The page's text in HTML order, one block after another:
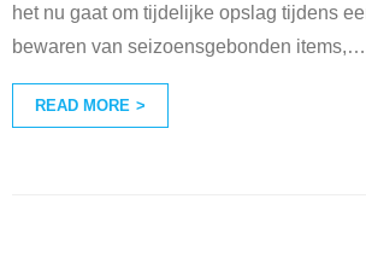
het nu gaat om tijdelijke opslag tijdens
bewaren van seizoensgebonden items,…
READ MORE